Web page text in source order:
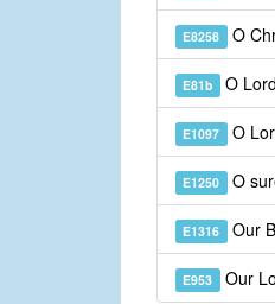
E8258 O
E81b O
E1097 O
E1250 O
E1316 Our
E953 Our